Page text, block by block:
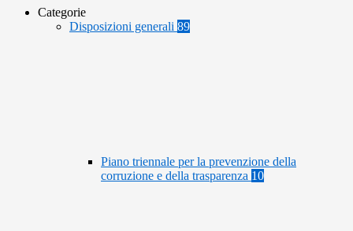
Categorie
Disposizioni generali 89
Piano triennale per la prevenzione della
corruzione e della trasparenza 10